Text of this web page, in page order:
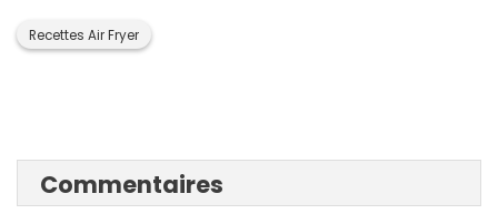
Recettes Air Fryer
Commentaires